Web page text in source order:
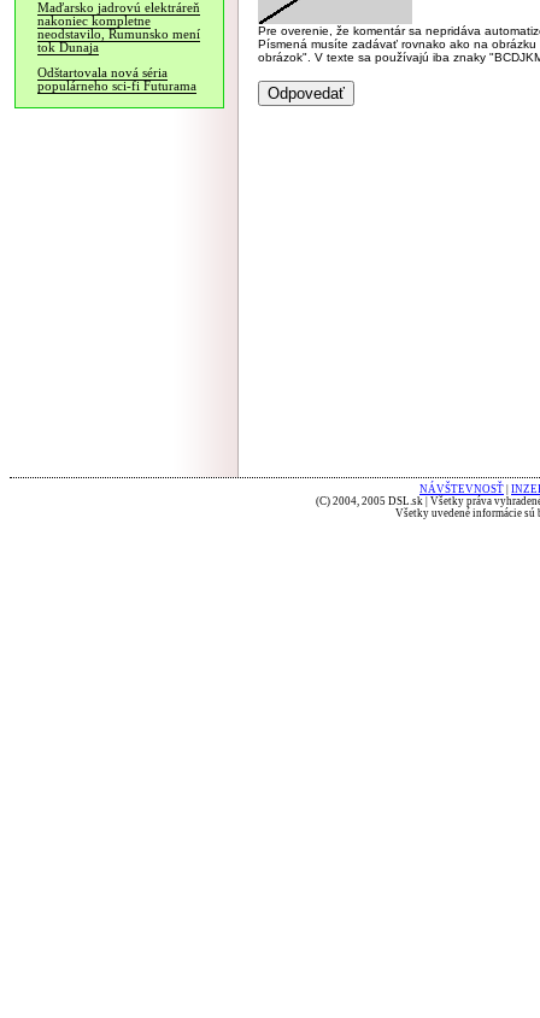
Maďarsko jadrovú elektráreň
nakoniec kompletne
neodstavilo, Rumunsko mení
tok Dunaja
Odštartovala nová séria
populárneho sci-fi Futurama
Pre overenie, že komentár sa nepridáva
Písmená musíte zadávať rovnako ako na
obrázok". V texte sa používajú iba znaky
NÁVŠTEVNOSŤ
(C) 2004, 2005 DSL.sk | Všetky práva
Všetky uvedené informácie sú